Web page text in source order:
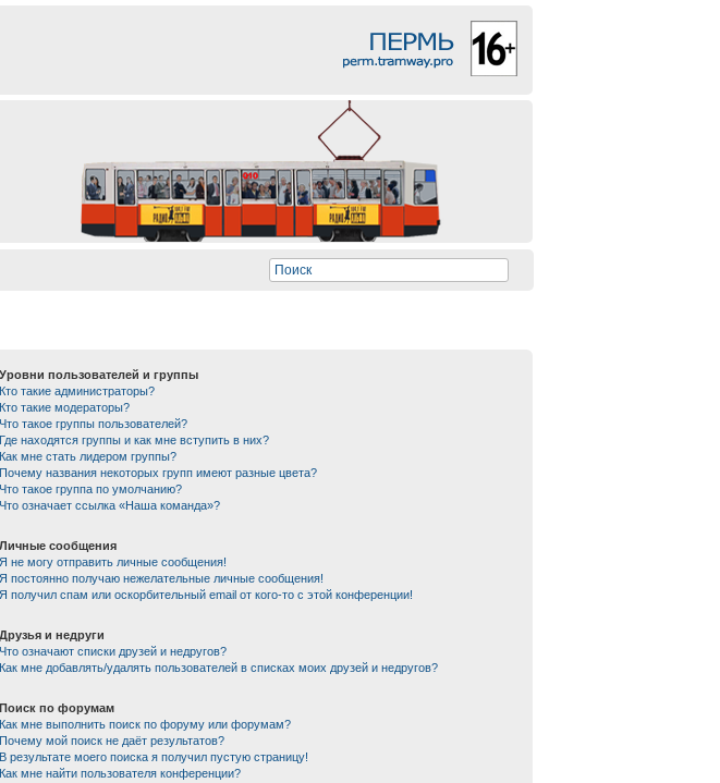
Уровни пользователей и группы
Кто такие администраторы?
Кто такие модераторы?
Что такое группы пользователей?
Где находятся группы и как мне вступить в них?
Как мне стать лидером группы?
Почему названия некоторых групп имеют разные цвета?
Что такое группа по умолчанию?
Что означает ссылка «Наша команда»?
Личные сообщения
Я не могу отправить личные сообщения!
Я постоянно получаю нежелательные личные сообщения!
Я получил спам или оскорбительный email от кого-то с этой конференции!
Друзья и недруги
Что означают списки друзей и недругов?
Как мне добавлять/удалять пользователей в списках моих друзей и недругов?
Поиск по форумам
Как мне выполнить поиск по форуму или форумам?
Почему мой поиск не даёт результатов?
В результате моего поиска я получил пустую страницу!
Как мне найти пользователя конференции?